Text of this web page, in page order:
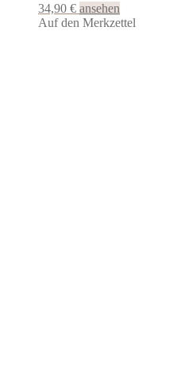
34,90 € ansehen
Auf den Merkzettel